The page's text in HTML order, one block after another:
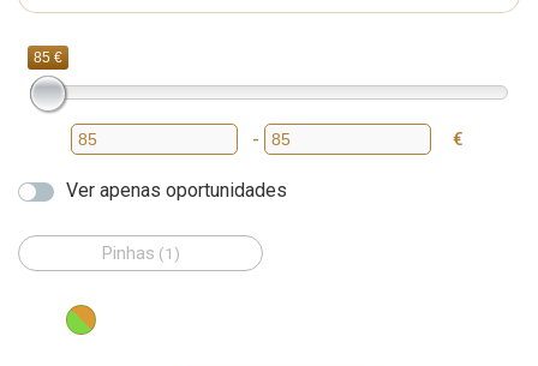
85 €
Preço mínimo
- Preço máximo €
Ver apenas oportunidades
Pinhas (1)